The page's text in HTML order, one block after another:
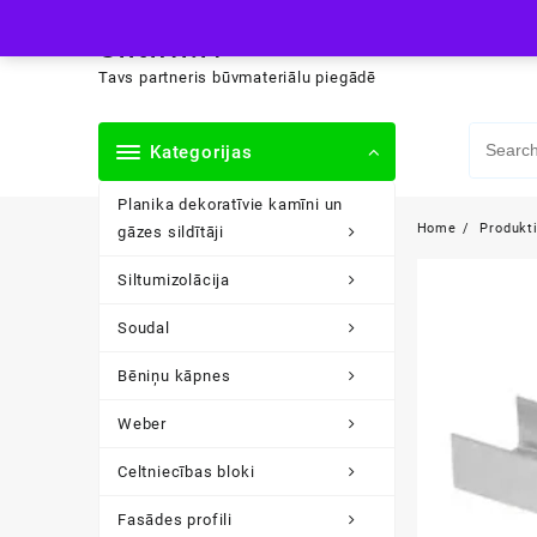
content
siltini.lv
Tavs partneris būvmateriālu piegādē
Kategorijas
Planika dekoratīvie kamīni un
gāzes sildītāji
Siltumizolācija
Soudal
Bēniņu kāpnes
Weber
Celtniecības bloki
Fasādes profili
Home Produkti